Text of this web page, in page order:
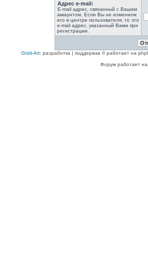
Адрес e-mail:
E-mail адрес, связанный с Вашим
аккаунтом. Если Вы не изменили
его в центре пользователя, то это
e-mail адрес, указанный Вами при
регистрации.
Grizli-Art: разработка | поддержка © работает на
Форум работает